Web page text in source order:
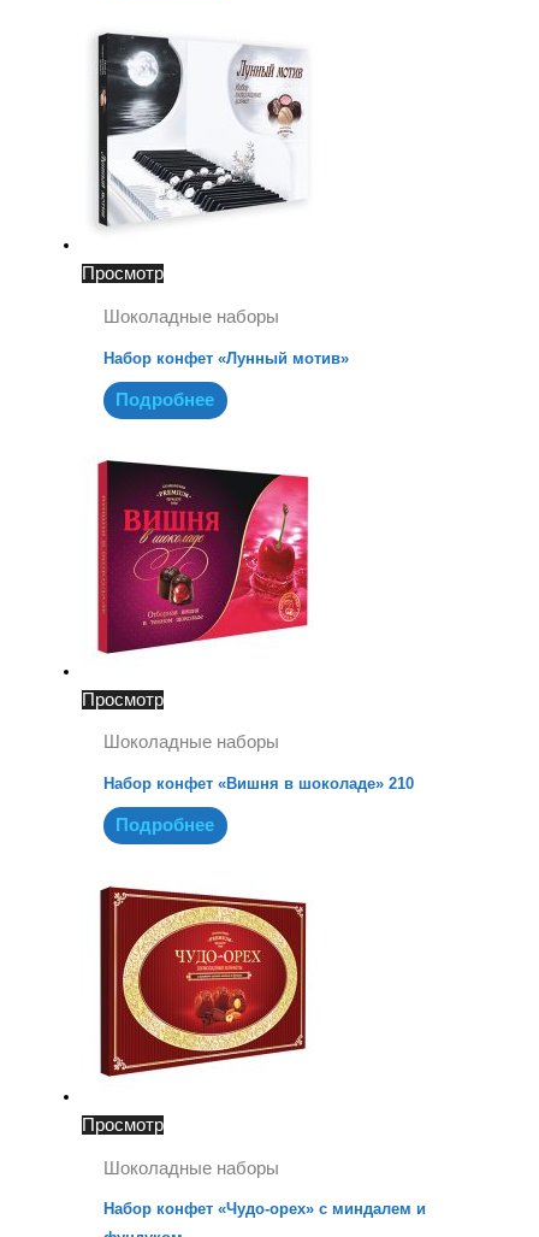
Просмотр
Шоколадные наборы
Набор конфет «Лунный мотив»
Подробнее
Просмотр
Шоколадные наборы
Набор конфет «Вишня в шоколаде» 210
Подробнее
Просмотр
Шоколадные наборы
Набор конфет «Чудо-орех» с миндалем и